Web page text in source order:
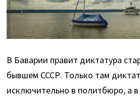
В Баварии правит диктатура
бывшем СССР. Только там
исключительно в политбюро, а